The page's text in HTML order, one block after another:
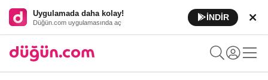
Uygulamada daha kolay!
Düğün.com uygulamasında aç
İNDİR